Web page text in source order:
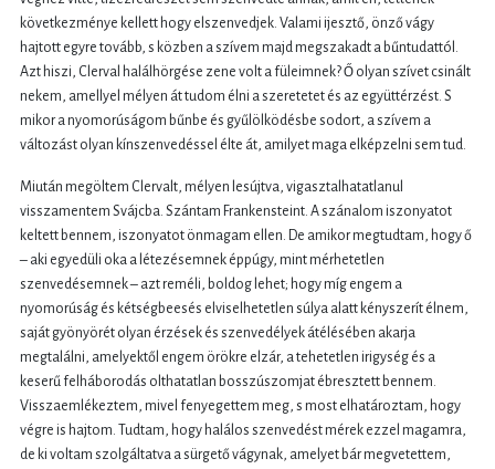
következménye kellett hogy elszenvedjek. Valami ijesztő, önző vágy
hajtott egyre tovább, s közben a szívem majd megszakadt a bűntudattól.
Azt hiszi, Clerval halálhörgése zene volt a füleimnek? Ő olyan szívet csinált
nekem, amellyel mélyen át tudom élni a szeretetet és az együttérzést. S
mikor a nyomorúságom bűnbe és gyűlölködésbe sodort, a szívem a
változást olyan kínszenvedéssel élte át, amilyet maga elképzelni sem tud.
Miután megöltem Clervalt, mélyen lesújtva, vigasztalhatatlanul
visszamentem Svájcba. Szántam Frankensteint. A szánalom iszonyatot
keltett bennem, iszonyatot önmagam ellen. De amikor megtudtam, hogy ő
– aki egyedüli oka a létezésemnek éppúgy, mint mérhetetlen
szenvedésemnek – azt reméli, boldog lehet; hogy míg engem a
nyomorúság és kétségbeesés elviselhetetlen súlya alatt kényszerít élnem,
saját gyönyörét olyan érzések és szenvedélyek átélésében akarja
megtalálni, amelyektől engem örökre elzár, a tehetetlen irigység és a
keserű felháborodás olthatatlan bosszúszomjat ébresztett bennem.
Visszaemlékeztem, mivel fenyegettem meg, s most elhatároztam, hogy
végre is hajtom. Tudtam, hogy halálos szenvedést mérek ezzel magamra,
de ki voltam szolgáltatva a sürgető vágynak, amelyet bár megvetettem,